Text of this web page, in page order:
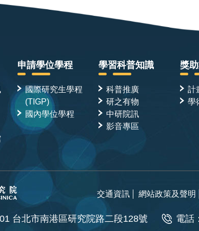
申請學位學程
國際研究生學程
(TIGP)
國內學位學程
學習科普知識
科普推廣
研之有物
中研院訊
影音專區
獎
計
學
交通資訊 網站政策及聲明
台北市南港區研究院路二段128號 電話